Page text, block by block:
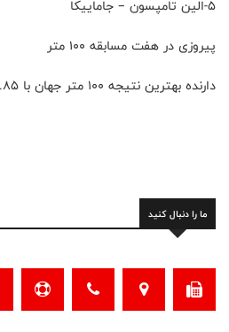
۵-الین تامپسون – جاماییکا
پیروزی در هفت مسابقه ۱۰۰ متر
دارنده بهترین نتیجه ۱۰۰ متر جهان با ۱۰.۸۵ ثانیه
ما را دنبال کنید